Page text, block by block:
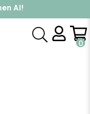
Al!
Üye Ol!
0
Kız Çocuk Eşofman Takım Yıldızlı Pullu Gri-Siyah (6-12 Yaş)